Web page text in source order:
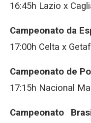
16:45h Lazio x
Campeonato da
17:00h Celta x
Campeonato de
17:15h Nacional
Campeonato